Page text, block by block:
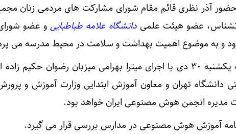
حضور آذر نظری قائم مقام شورای مشارکت های مردمی زنان
عضو هیئت علمیدانشگاه علامه طباطباییو عضو
و به موضوع اهمیت بهداشت و سلامت در محیط مدرسه می
این برنامه یکشنبه ۳۰ دی با اجرای میترا بهرامی میزبان رضوان
دانشگاه تهران و معاون آموزش ابتدایی وزارت آموزش و
مدیره انجمن هوش مصنوعی ایران خواهد بود.
آموزش هوش مصنوعی در مدارس بررسی قرار می گیرد.